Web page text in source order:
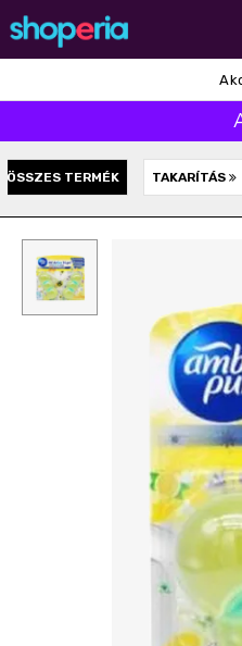
Mosás Mosogatás
Baba-mama Háztartás
Népszerű márkák
Pampers
Coccolino
Népszerű keresések
ariel lenor
ÖSSZES TERMÉK TAKARÍTÁS